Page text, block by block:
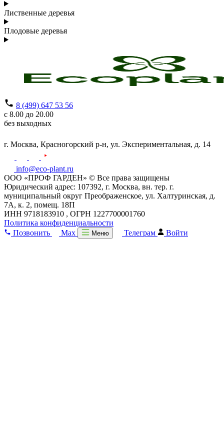
Лиственные деревья
Плодовые деревья
8 (499) 647 53 56
с 8.00 до 20.00
без выходных
г. Москва, Красногорский р-н, ул. Экспериментальная, д. 14
info@eco-plant.ru
ООО «ПРОФ ГАРДЕН» © Все права защищены
Юридический адрес: 107392, г. Москва, вн. тер. г.
муниципальный округ Преображенское, ул. Халтуринская, д.
7А, к. 2, помещ. 18П
ИНН 9718183910 , ОГРН 1227700001760
Политика конфиденциальности
Позвонить
Max Меню Телеграм Войти